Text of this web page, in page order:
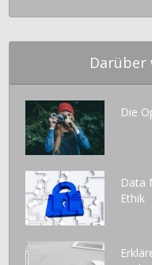
Darüber
Die
Data
Ethik